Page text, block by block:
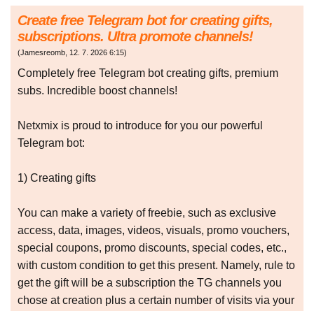
Create free Telegram bot for creating gifts,
subscriptions. Ultra promote channels!
(Jamesreomb, 12. 7. 2026 6:15)
Completely free Telegram bot creating gifts, premium
subs. Incredible boost channels!
Netxmix is proud to introduce for you our powerful
Telegram bot:
1) Creating gifts
You can make a variety of freebie, such as exclusive
access, data, images, videos, visuals, promo vouchers,
special coupons, promo discounts, special codes, etc.,
with custom condition to get this present. Namely, rule to
get the gift will be a subscription the TG channels you
chose at creation plus a certain number of visits via your